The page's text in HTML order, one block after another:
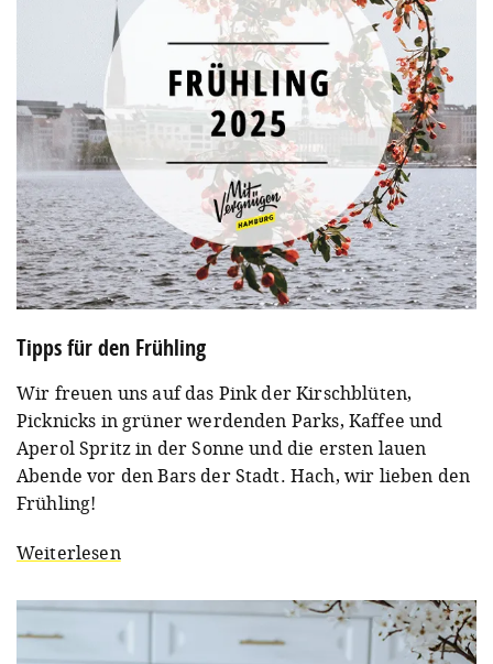
Tipps für den Frühling
Wir freuen uns auf das Pink der Kirschblüten,
Picknicks in grüner werdenden Parks, Kaffee und
Aperol Spritz in der Sonne und die ersten lauen
Abende vor den Bars der Stadt. Hach, wir lieben den
Frühling!
Weiterlesen